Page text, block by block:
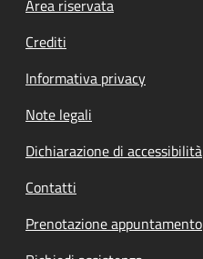
Area riservata
Crediti
Informativa privacy
Note legali
Dichiarazione di accessibilità
Contatti
Prenotazione appuntamento